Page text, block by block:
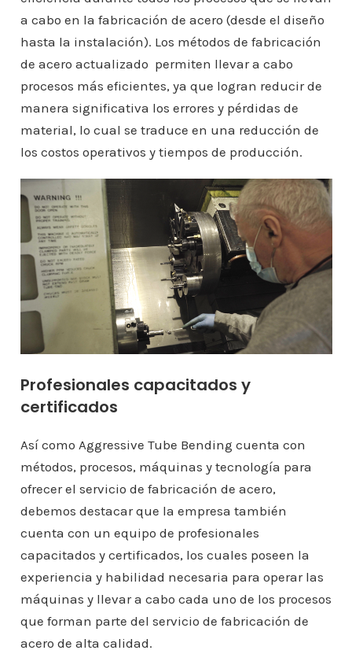
a cabo en la fabricación de acero (desde el diseño
hasta la instalación). Los métodos de fabricación
de acero actualizado permiten llevar a cabo
procesos más eficientes, ya que logran reducir de
manera significativa los errores y pérdidas de
material, lo cual se traduce en una reducción de
los costos operativos y tiempos de producción.
Profesionales capacitados y
certificados
Así como Aggressive Tube Bending cuenta con
métodos, procesos, máquinas y tecnología para
ofrecer el servicio de fabricación de acero,
debemos destacar que la empresa también
cuenta con un equipo de profesionales
capacitados y certificados, los cuales poseen la
experiencia y habilidad necesaria para operar las
máquinas y llevar a cabo cada uno de los procesos
que forman parte del servicio de fabricación de
acero de alta calidad.